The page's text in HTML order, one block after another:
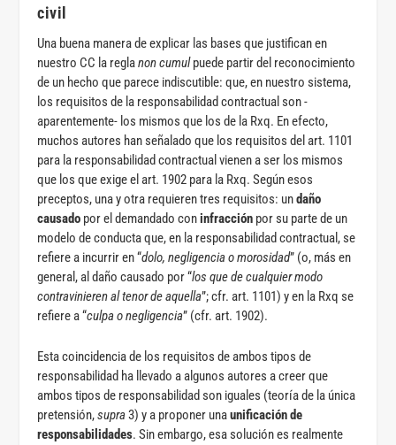
civil
Una buena manera de explicar las bases que justifican en
nuestro CC la reglanon cumulpuede partir del reconocimiento
de un hecho que parece indiscutible: que, en nuestro sistema,
los requisitos de la responsabilidad contractual son -
aparentemente- los mismos que los de la Rxq. En efecto,
muchos autores han señalado que los requisitos del art. 1101
para la responsabilidad contractual vienen a ser los mismos
que los que exige el art. 1902 para la Rxq. Según esos
preceptos, una y otra requieren tres requisitos: undaño
causado por el demandado coninfracción por su parte de un
modelo de conducta que, en la responsabilidad contractual, se
refiere a incurrir en “dolo, negligencia o morosidad” (o, más en
general, al daño causado por “los que de cualquier modo
contravinieren al tenor de aquella”; cfr. art. 1101) y en la Rxq se
refiere a “culpa o negligencia” (cfr. art. 1902).
Esta coincidencia de los requisitos de ambos tipos de
responsabilidad ha llevado a algunos autores a creer que
ambos tipos de responsabilidad son iguales (teoría de la única
pretensión,supra3) y a proponer unaunificación de
responsabilidades. Sin embargo, esa solución es realmente